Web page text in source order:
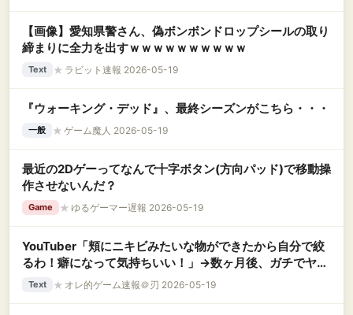
【画像】愛知県警さん、偽ボンボンドロップシールの取り
締まりに全力を出すｗｗｗｗｗｗｗｗｗｗ
Text ★ ラビット速報 2026-05-19
『ウォーキング・デッド』、最終シーズンがこちら・・・
一般 ★ ゲーム魔人 2026-05-19
最近の2Dゲーってなんで十字ボタン(方向パッド)で移動操
作させないんだ？
Game ★ ゆるゲーマー遅報 2026-05-19
YouTuber「頬にニキビみたいな物ができたから自分で絞
るわ！癖になって気持ちいい！」→数ヶ月後、ガチでヤバ
いことになってしまう・・・
Text ★ オレ的ゲーム速報＠刃 2026-05-19